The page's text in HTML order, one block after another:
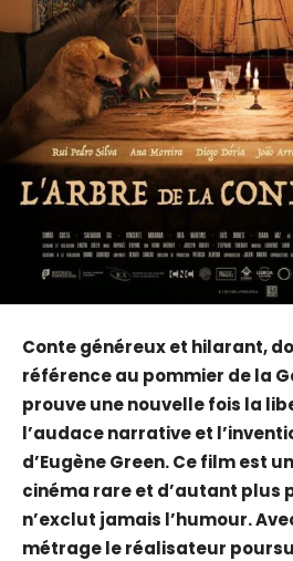
Conte généreux et hilarant,
référence au pommier de la
prouve une nouvelle fois la
l’audace narrative et
d’Eugène Green. Ce film est
cinéma rare et d’autant plus
n’exclut jamais l’humour.
métrage le réalisateur